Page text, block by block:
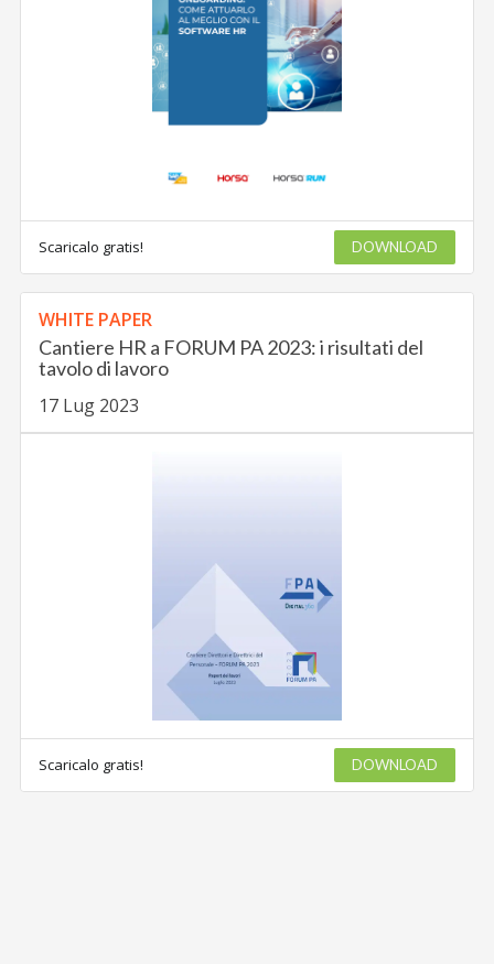
Scaricalo gratis! DOWNLOAD
WHITE PAPER
Cantiere HR a FORUM PA 2023: i risultati del
tavolo di lavoro
17 Lug 2023
Scaricalo gratis! DOWNLOAD